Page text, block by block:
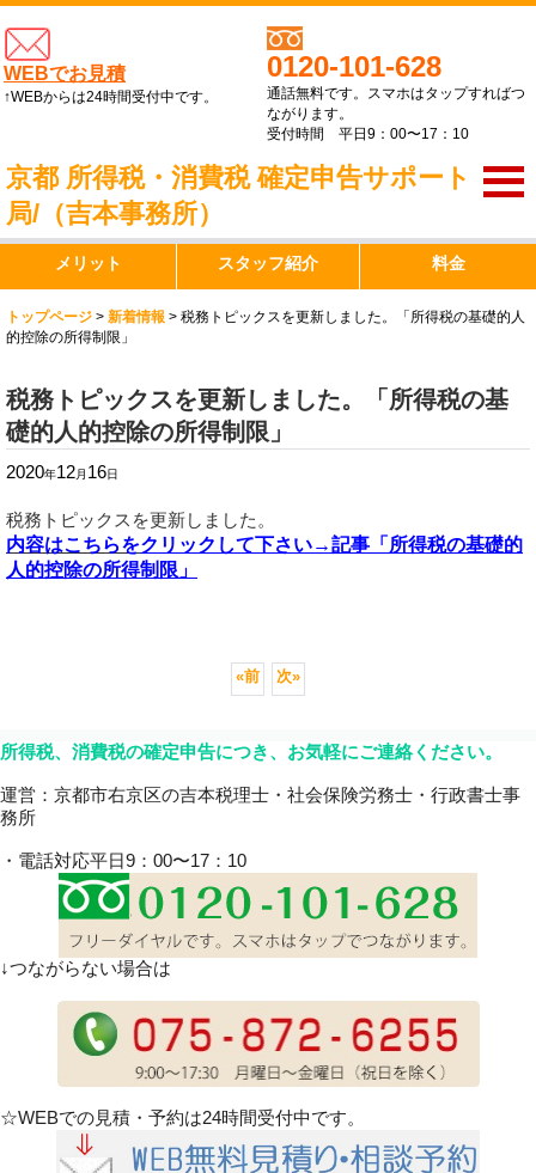
WEBでお見積
↑WEBからは24時間受付中です。
0120-101-628
通話無料です。スマホはタップすればつ
ながります。
受付時間 平日9：00〜17：10
京都 所得税・消費税 確定申告サポート
局/（吉本事務所）
メリット スタッフ紹介 料金
トップページ > 新着情報 > 税務トピックスを更新しました。「所得税の基礎的人
的控除の所得制限」
税務トピックスを更新しました。「所得税の基
礎的人的控除の所得制限」
2020年12月 16日
税務トピックスを更新しました。
内容はこちらをクリックして下さい→記事「所得税の基礎的
人的控除の所得制限」
«前 次»
所得税、消費税の確定申告につき、お気軽にご連絡ください。
運営：京都市右京区の吉本税理士・社会保険労務士・行政書士事
務所
・電話対応平日9：00〜17：10
↓つながらない場合は
☆WEBでの見積・予約は24時間受付中です。